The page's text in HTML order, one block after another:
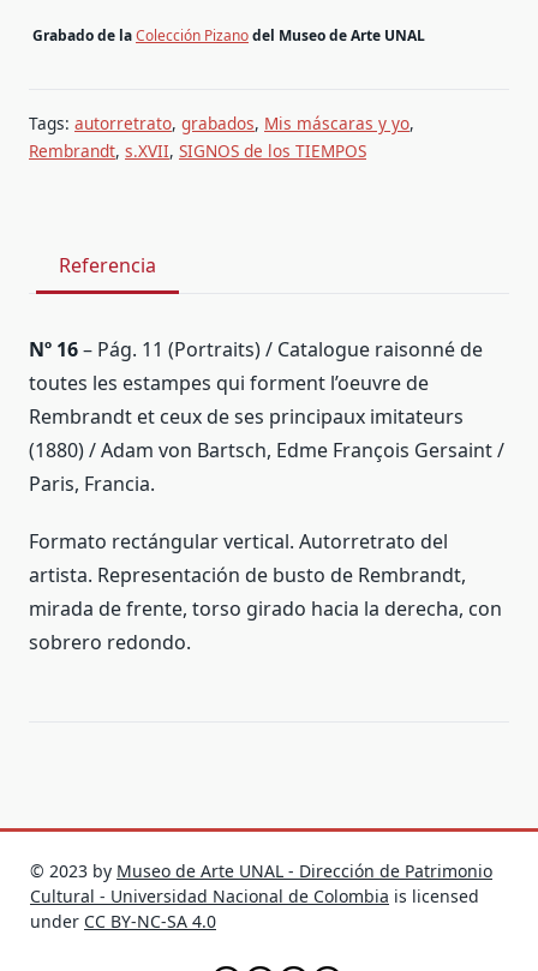
Grabado de laColección Pizanodel Museo de Arte UNAL
Tags: autorretrato, grabados, Mis máscaras y yo,
Rembrandt, s.XVII, SIGNOS de los TIEMPOS
Referencia
Nº 16– Pág. 11 (Portraits) / Catalogue raisonné de
toutes les estampes qui forment l’oeuvre de
Rembrandt et ceux de ses principaux imitateurs
(1880) / Adam von Bartsch, Edme François Gersaint /
Paris, Francia.
Formato rectángular vertical. Autorretrato del
artista. Representación de busto de Rembrandt,
mirada de frente, torso girado hacia la derecha, con
sobrero redondo.
© 2023 by Museo de Arte UNAL - Dirección de Patrimonio
Cultural - Universidad Nacional de Colombia is licensed
under CC BY-NC-SA 4.0